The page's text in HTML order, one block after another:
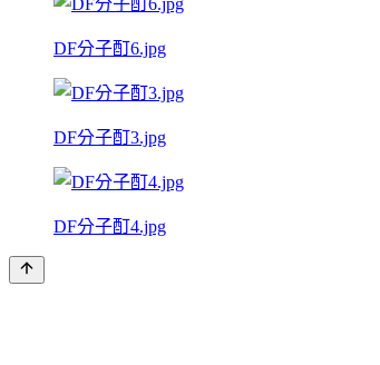
DF分子酊6.jpg
DF分子酊3.jpg
DF分子酊4.jpg